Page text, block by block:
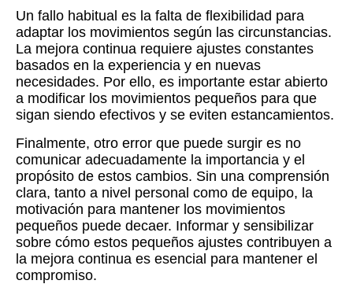
Un fallo habitual es la falta de flexibilidad para
adaptar los movimientos según las circunstancias.
La mejora continua requiere ajustes constantes
basados en la experiencia y en nuevas
necesidades. Por ello, es importante estar abierto
a modificar los movimientos pequeños para que
sigan siendo efectivos y se eviten estancamientos.
Finalmente, otro error que puede surgir es no
comunicar adecuadamente la importancia y el
propósito de estos cambios. Sin una comprensión
clara, tanto a nivel personal como de equipo, la
motivación para mantener los movimientos
pequeños puede decaer. Informar y sensibilizar
sobre cómo estos pequeños ajustes contribuyen a
la mejora continua es esencial para mantener el
compromiso.